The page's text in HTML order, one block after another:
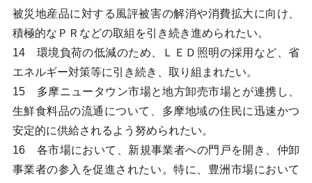
被災地産品に対する風評被害の解消や消費拡大に向け、
積極的なＰＲなどの取組を引き続き進められたい。
14 環境負荷の低減のため、ＬＥＤ照明の採用など、省
エネルギー対策等に引き続き、取り組まれたい。
15 多摩ニュータウン市場と地方卸売市場とが連携し、
生鮮食料品の流通について、多摩地域の住民に迅速かつ
安定的に供給されるよう努められたい。
16 各市場において、新規事業者への門戸を開き、仲卸
事業者の参入を促進されたい。特に、豊洲市場において